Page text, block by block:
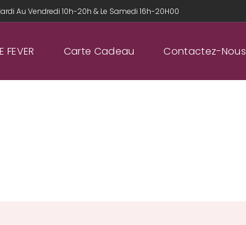
Au Vendredi 10h-20h & Le Samedi 16h-20H00
FEVER Carte Cadeau Contactez-Nous